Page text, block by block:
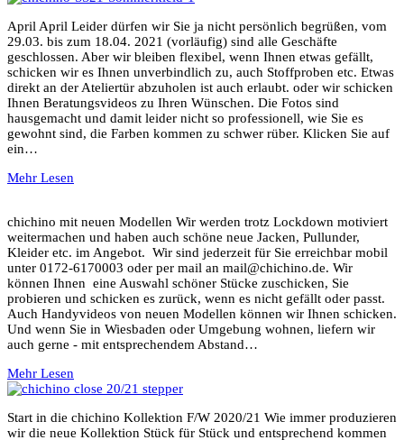
April April Leider dürfen wir Sie ja nicht persönlich begrüßen, vom
29.03. bis zum 18.04. 2021 (vorläufig) sind alle Geschäfte
geschlossen. Aber wir bleiben flexibel, wenn Ihnen etwas gefällt,
schicken wir es Ihnen unverbindlich zu, auch Stoffproben etc. Etwas
direkt an der Ateliertür abzuholen ist auch erlaubt. oder wir schicken
Ihnen Beratungsvideos zu Ihren Wünschen. Die Fotos sind
hausgemacht und damit leider nicht so professionell, wie Sie es
gewohnt sind, die Farben kommen zu schwer rüber. Klicken Sie auf
ein…
Mehr Lesen
chichino mit neuen Modellen Wir werden trotz Lockdown motiviert
weitermachen und haben auch schöne neue Jacken, Pullunder,
Kleider etc. im Angebot. Wir sind jederzeit für Sie erreichbar mobil
unter 0172-6170003 oder per mail an mail@chichino.de. Wir
können Ihnen eine Auswahl schöner Stücke zuschicken, Sie
probieren und schicken es zurück, wenn es nicht gefällt oder passt.
Auch Handyvideos von neuen Modellen können wir Ihnen schicken.
Und wenn Sie in Wiesbaden oder Umgebung wohnen, liefern wir
auch gerne - mit entsprechendem Abstand…
Mehr Lesen
Start in die chichino Kollektion F/W 2020/21 Wie immer produzieren
wir die neue Kollektion Stück für Stück und entsprechend kommen